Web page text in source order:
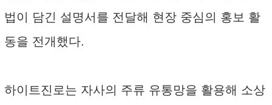
법이 담긴 설명서를 전달해 현장 중심의 홍보 활
동을 전개했다.
하이트진로는 자사의 주류 유통망을 활용해 소상